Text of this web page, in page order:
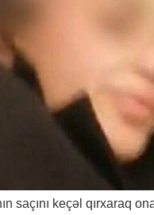
saçını keçəl qırxaraq